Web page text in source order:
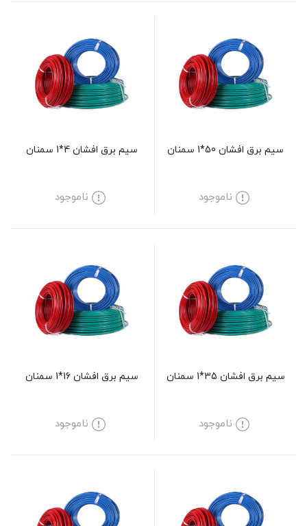
سیم برق افشان 50*1 سمنان
ناموجود
سیم برق افشان 4*1 سمنان
ناموجود
سیم برق افشان 35*1 سمنان
ناموجود
سیم برق افشان 16*1 سمنان
ناموجود